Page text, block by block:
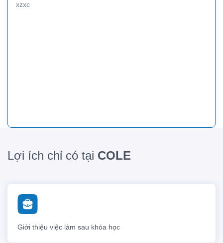
xzxc
Lợi ích chỉ có tại COLE
Giới thiệu việc làm sau khóa học